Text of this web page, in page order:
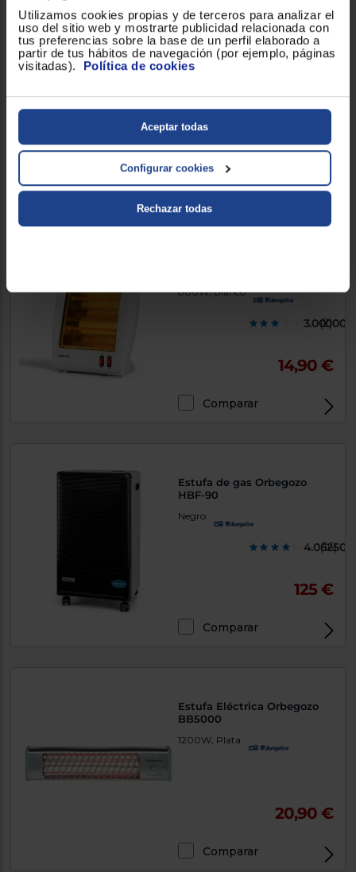
Utilizamos cookies propias y de terceros para analizar el
uso del sitio web y mostrarte publicidad relacionada con
tus preferencias sobre la base de un perfil elaborado a
partir de tus hábitos de navegación (por ejemplo, páginas
visitadas). Política de cookies
Aceptar todas
Configurar cookies
Rechazar todas
Estufa Eléctrica FM 2302-R
, 600-1200W, Gris
24,90 €
800W, Blanco
(2)
14,90 €
Comparar
Estufa de gas Orbegozo
HBF-90
Negro
(16)
125 €
Comparar
Estufa Eléctrica Orbegozo
BB5000
1200W, Plata
20,90 €
Comparar